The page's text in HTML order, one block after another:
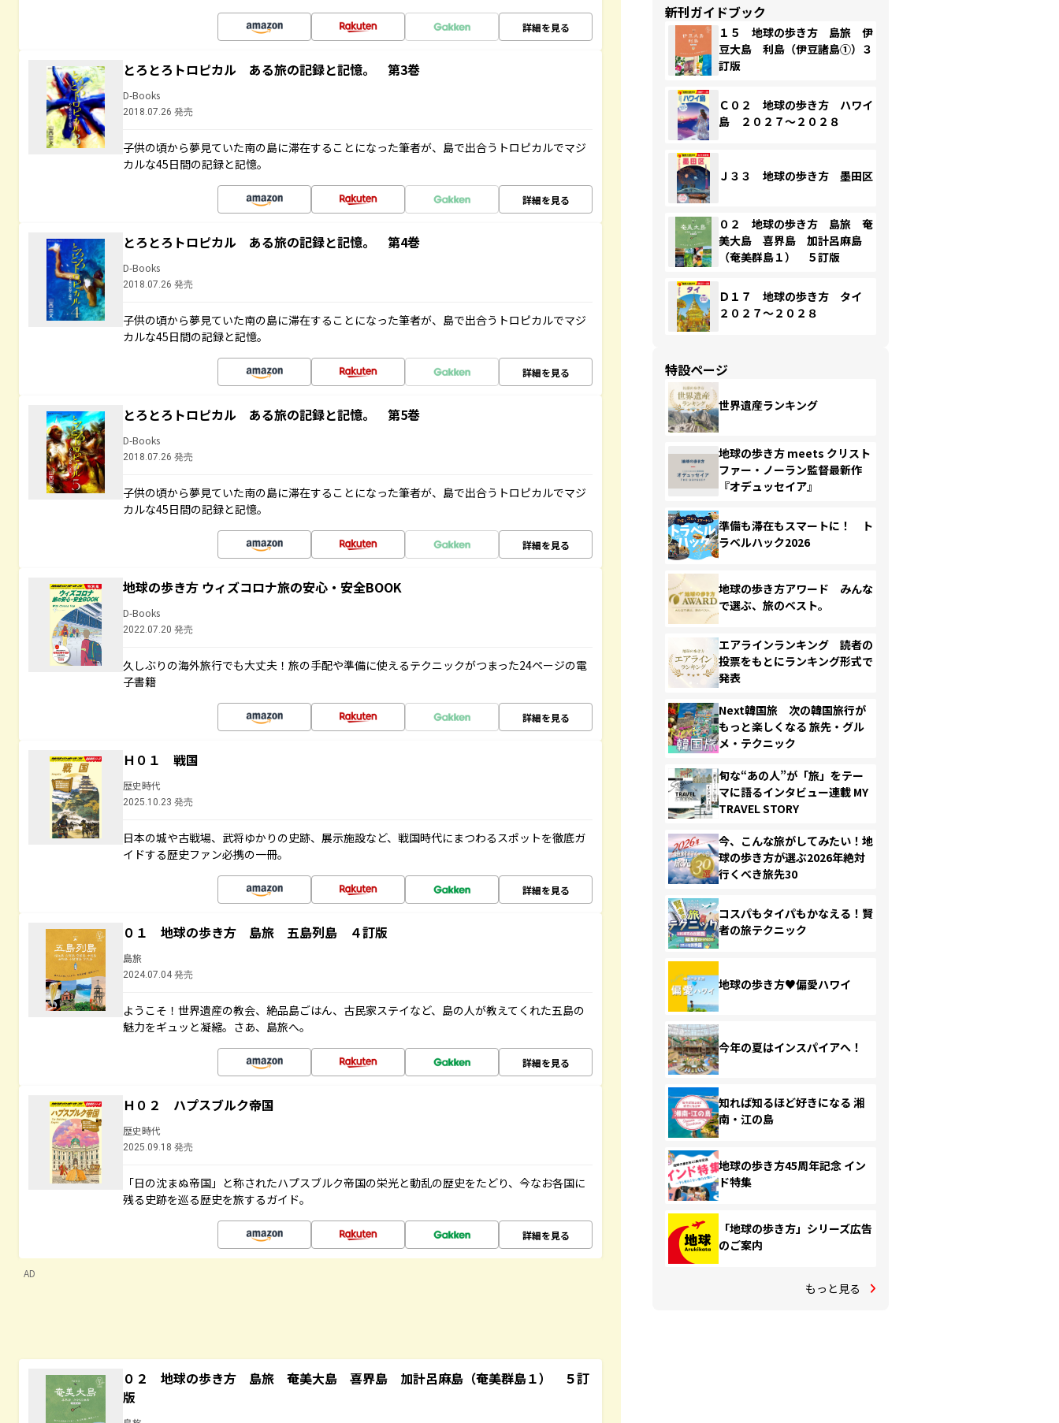
詳細を見る
とろとろトロピカル ある旅の記録と記憶。 第3巻
D-Books
2018.07.26 発売
子供の頃から夢見ていた南の島に滞在することになった筆者が、島で出合うトロピカルでマジ
カルな45日間の記録と記憶。
詳細を見る
とろとろトロピカル ある旅の記録と記憶。 第4巻
D-Books
2018.07.26 発売
子供の頃から夢見ていた南の島に滞在することになった筆者が、島で出合うトロピカルでマジ
カルな45日間の記録と記憶。
詳細を見る
とろとろトロピカル ある旅の記録と記憶。 第5巻
D-Books
2018.07.26 発売
子供の頃から夢見ていた南の島に滞在することになった筆者が、島で出合うトロピカルでマジ
カルな45日間の記録と記憶。
詳細を見る
地球の歩き方 ウィズコロナ旅の安心・安全BOOK
D-Books
2022.07.20 発売
久しぶりの海外旅行でも大丈夫！旅の手配や準備に使えるテクニックがつまった24ページの電
子書籍
詳細を見る
Ｈ０１ 戦国
歴史時代
2025.10.23 発売
日本の城や古戦場、武将ゆかりの史跡、展示施設など、戦国時代にまつわるスポットを徹底ガ
イドする歴史ファン必携の一冊。
詳細を見る
０１ 地球の歩き方 島旅 五島列島 ４訂版
島旅
2024.07.04 発売
ようこそ！世界遺産の教会、絶品島ごはん、古民家ステイなど、島の人が教えてくれた五島の
魅力をギュッと凝縮。さあ、島旅へ。
詳細を見る
Ｈ０２ ハプスブルク帝国
歴史時代
2025.09.18 発売
「日の沈まぬ帝国」と称されたハプスブルク帝国の栄光と動乱の歴史をたどり、今なお各国に
残る史跡を巡る歴史を旅するガイド。
詳細を見る
AD
０２ 地球の歩き方 島旅 奄美大島 喜界島 加計呂麻島（奄美群島１） ５訂
版
新刊ガイドブック
１５ 地球の歩き方 島旅 伊
豆大島 利島（伊豆諸島①）３
訂版
Ｃ０２ 地球の歩き方 ハワイ
島 ２０２７～２０２８
Ｊ３３ 地球の歩き方 墨田区
０２ 地球の歩き方 島旅 奄
美大島 喜界島 加計呂麻島
（奄美群島１） ５訂版
Ｄ１７ 地球の歩き方 タイ
２０２７～２０２８
特設ページ
世界遺産ランキング
地球の歩き方 meets クリスト
ファー・ノーラン監督最新作
『オデュッセイア』
準備も滞在もスマートに！ ト
ラベルハック2026
地球の歩き方アワード みんな
で選ぶ、旅のベスト。
エアラインランキング 読者の
投票をもとにランキング形式で
発表
Next韓国旅 次の韓国旅行が
もっと楽しくなる 旅先・グル
メ・テクニック
旬な“あの人”が「旅」をテー
マに語るインタビュー連載 MY
TRAVEL STORY
今、こんな旅がしてみたい！地
球の歩き方が選ぶ2026年絶対
行くべき旅先30
コスパもタイパもかなえる！賢
者の旅テクニック
地球の歩き方♥偏愛ハワイ
今年の夏はインスパイアへ！
知れば知るほど好きになる 湘
南・江の島
地球の歩き方45周年記念 イン
ド特集
「地球の歩き方」シリーズ広告
のご案内
もっと見る